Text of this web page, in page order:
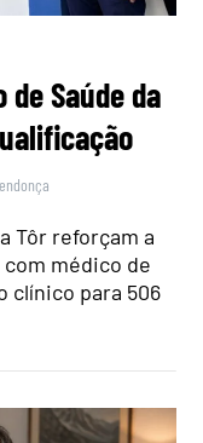
Saúde da
Tôr reforçam a
médico de
clínico para 506